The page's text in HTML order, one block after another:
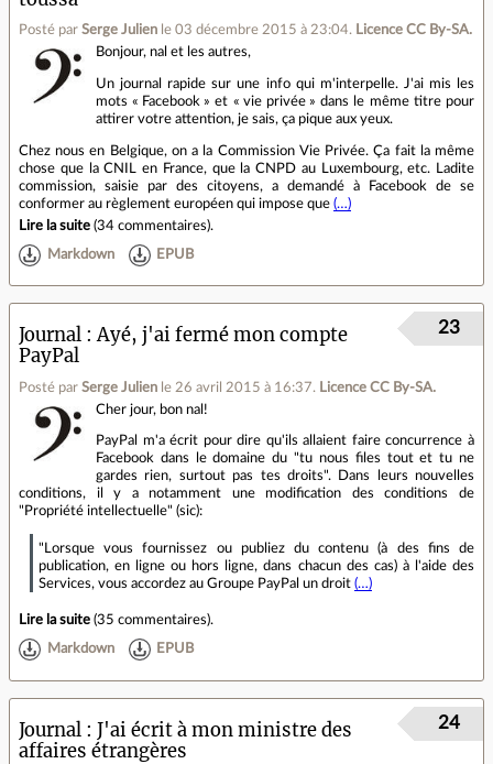
Posté par Serge Julien le 03 décembre 2015 à 23:04. Licence CC By‑SA.
Bonjour, nal et les autres,
Un journal rapide sur une info qui m'interpelle. J'ai mis les
mots « Facebook » et « vie privée » dans le même titre pour
attirer votre attention, je sais, ça pique aux yeux.
Chez nous en Belgique, on a la Commission Vie Privée. Ça fait la même
chose que la CNIL en France, que la CNPD au Luxembourg, etc. Ladite
commission, saisie par des citoyens, a demandé à Facebook de se
conformer au règlement européen qui impose que (…)
Lire la suite (34 commentaires).
Markdown EPUB
Journal
Ayé, j'ai fermé mon compte
PayPal
Posté par Serge Julien le 26 avril 2015 à 16:37. Licence CC By‑SA.
23
Cher jour, bon nal!
PayPal m'a écrit pour dire qu'ils allaient faire concurrence à
Facebook dans le domaine du "tu nous files tout et tu ne
gardes rien, surtout pas tes droits". Dans leurs nouvelles
conditions, il y a notamment une modification des conditions de
"Propriété intellectuelle" (sic):
"Lorsque vous fournissez ou publiez du contenu (à des fins de
publication, en ligne ou hors ligne, dans chacun des cas) à l'aide des
Services, vous accordez au Groupe PayPal un droit (…)
Lire la suite (35 commentaires).
Markdown EPUB
Journal
J'ai écrit à mon ministre des
affaires étrangères
24